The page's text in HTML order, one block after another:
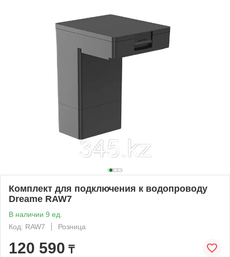
Комплект для подключения к водопроводу
Dreame RAW7
В наличии 9 ед.
Код: RAW7
Розница
120 590 ₸